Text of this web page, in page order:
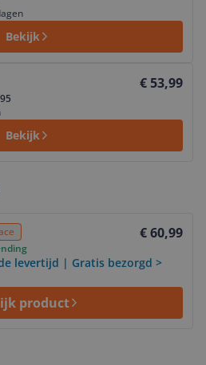
Bekijk
€ 53,99
Bekijk
€ 60,99
levertijd | Gratis bezorgd >
product